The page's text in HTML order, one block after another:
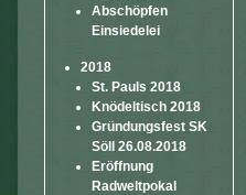
Abschöpfen
Einsiedelei
2018
St. Pauls 2018
Knödeltisch 2018
Gründungsfest SK
Söll 26.08.2018
Eröffnung
Radweltpokal